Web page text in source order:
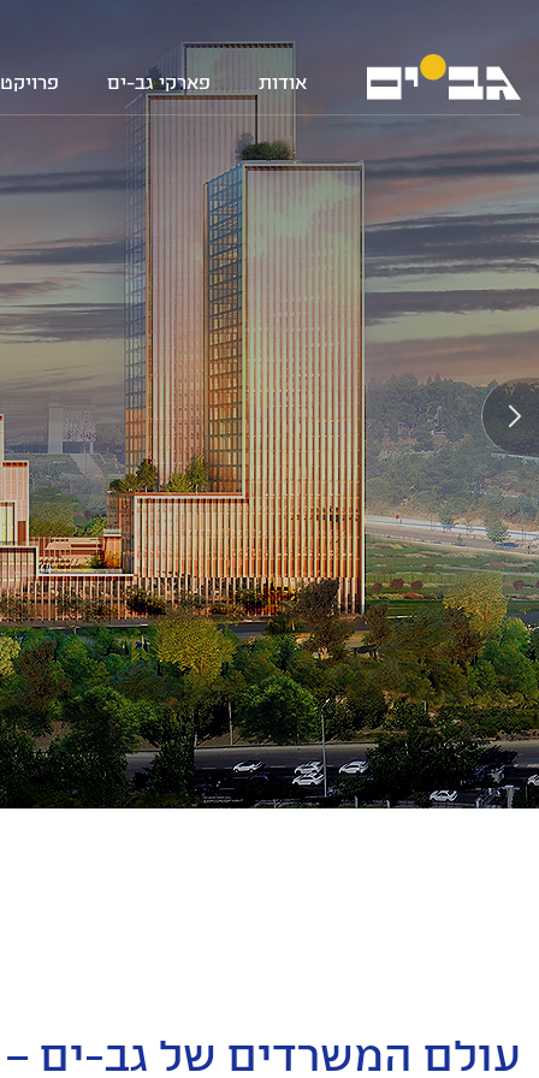
אודות פארקי גב-ים
עולם המשרדים של גב-ים